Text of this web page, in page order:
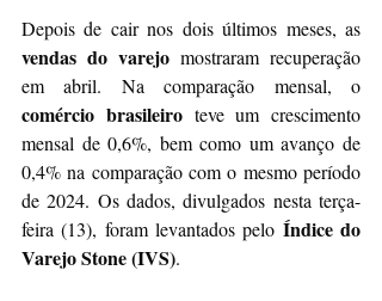
vendas do varejo mostraram recuperação
em abril. Na comparação mensal, o
comércio brasileiro teve um crescimento
mensal de 0,6%, bem como um avanço de
0,4% na comparação com o mesmo período
de 2024. Os dados, divulgados nesta terça-
feira (13), foram levantados pelo Índice do
Varejo Stone (IVS).